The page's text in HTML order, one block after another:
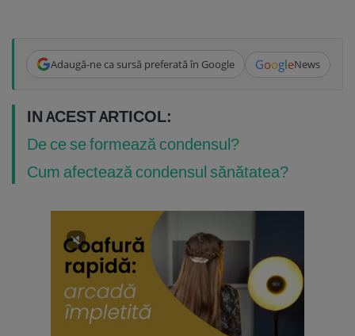
Adaugă-ne ca sursă preferată în Google GoogleNews
IN ACEST ARTICOL:
De ce se formează condensul?
Cum afectează condensul sănătatea?